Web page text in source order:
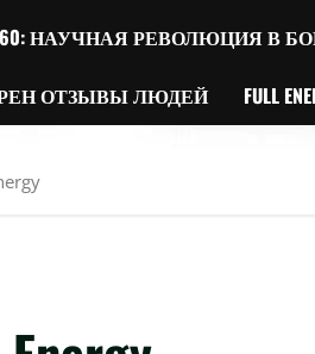
НАУЧНАЯ РЕВОЛЮЦИЯ В
ОТЗЫВЫ ЛЮДЕЙ FULL